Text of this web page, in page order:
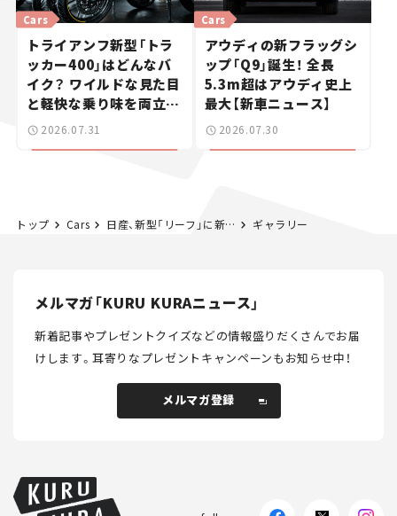
トライアンフ新型「トラ
ッカー400」はどんなバ
イク？ ワイルドな見た目
と軽快な乗り味を両立し
た400ccフラットトラッ
Cars
2026.07.31
アウディの新フラッグシ
ップ「Q9」誕生！ 全長
5.3m超はアウディ史上
最大【新車ニュース】
Cars
2026.07.30
トップ Cars 日産、新型「リーフ」に新情報！ 特殊なガラスルーフに備わる機能がスゴそう。6月後半に正式発表へ【新車ニュース】 ギャラリー
メルマガ「KURU KURAニュース」
新着記事やプレゼントクイズなどの情報盛りだくさんでお届
けします。耳寄りなプレゼントキャンペーンもお知らせ中！
メルマガ登録